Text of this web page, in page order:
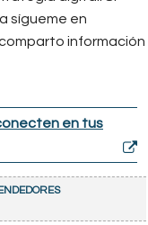
sígueme en
información
en tus